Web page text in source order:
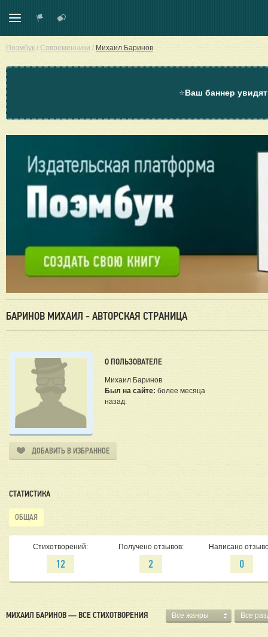
Поэмбук / Современники / Михаил Баринов
⭐Ваш баннер
БАРИНОВ МИХАИЛ - АВТОРСКАЯ СТРАНИЦА
О ПОЛЬЗОВАТЕЛЕ
Михаил Баринов
Был на сайте: более месяца
назад.
ДОБАВИТЬ В ИЗБРАННОЕ
СТАТИСТИКА
ОБЩАЯ
Стихотворений:
12
Получено отзывов:
2
Написано
0
МИХАИЛ БАРИНОВ — ВСЕ СТИХОТВОРЕНИЯ Все жанры Все